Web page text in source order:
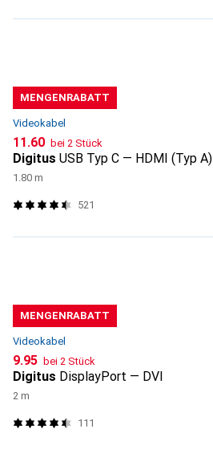
MENGENRABATT
Videokabel
CHF
11.60 bei 2 Stück
Digitus USB Typ C — HDMI (Typ A)
1.80 m
521
MENGENRABATT
Videokabel
CHF
9.95 bei 2 Stück
Digitus DisplayPort — DVI
2 m
111